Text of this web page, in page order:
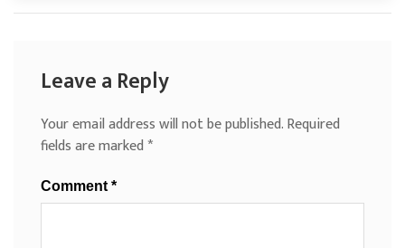
Leave a Reply
Your email address will not be published.Required
fields are marked*
Comment *